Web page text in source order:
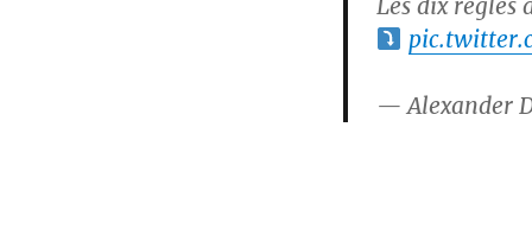
— Alexander